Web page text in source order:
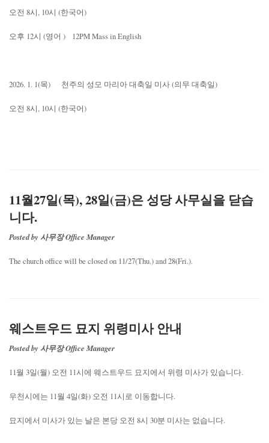
오전 8시, 10시 (한국어)
오후 12시 (영어 ) 12PM Mass in English
2026. 1. 1(목) 천주의 성모 마리아 대축일 미사 (의무 대축일)
오전 8시, 10시 (한국어)
11월27일(목), 28일(금)은 성당 사무실을 닫습
니다.
Posted by 사무장 Office Manager
The church office will be closed on 11/27(Thu.) and 28(Fri.).
웨스트우드 묘지 위령미사 안내
Posted by 사무장 Office Manager
11월 3일(월) 오전 11시에 웨스트우드 묘지에서 위령 미사가 있습니다.
우천시에는 11월 4일(화) 오전 11시로 이동합니다.
묘지에서 미사가 있는 날은 본당 오전 8시 30분 미사는 없습니다.